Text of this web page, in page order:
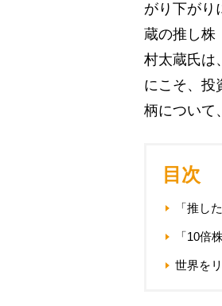
がり下がり
蔵の推し株
村太蔵氏は
にこそ、投
柄について
目次
「推し
「10倍
世界を